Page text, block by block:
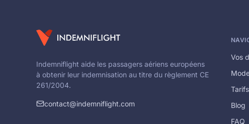
Indemniflight aide les passagers aériens européens
à obtenir leur indemnisation au titre du règlement CE
261/2004.
contact@indemniflight.com
Vos
Tarifs
Blog
FAQ